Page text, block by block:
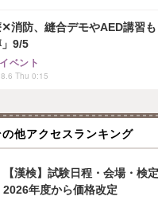
✕消防、縫合デモやAED講習
9/5
ベント
Thu 0:15
の他アクセスランキング
【漢検】試験日程・会場・検
2026年度から価格改定